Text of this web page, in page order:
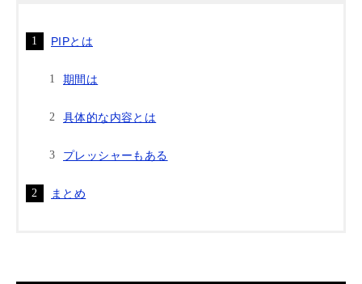
PIPとは
期間は
具体的な内容とは
プレッシャーもある
まとめ